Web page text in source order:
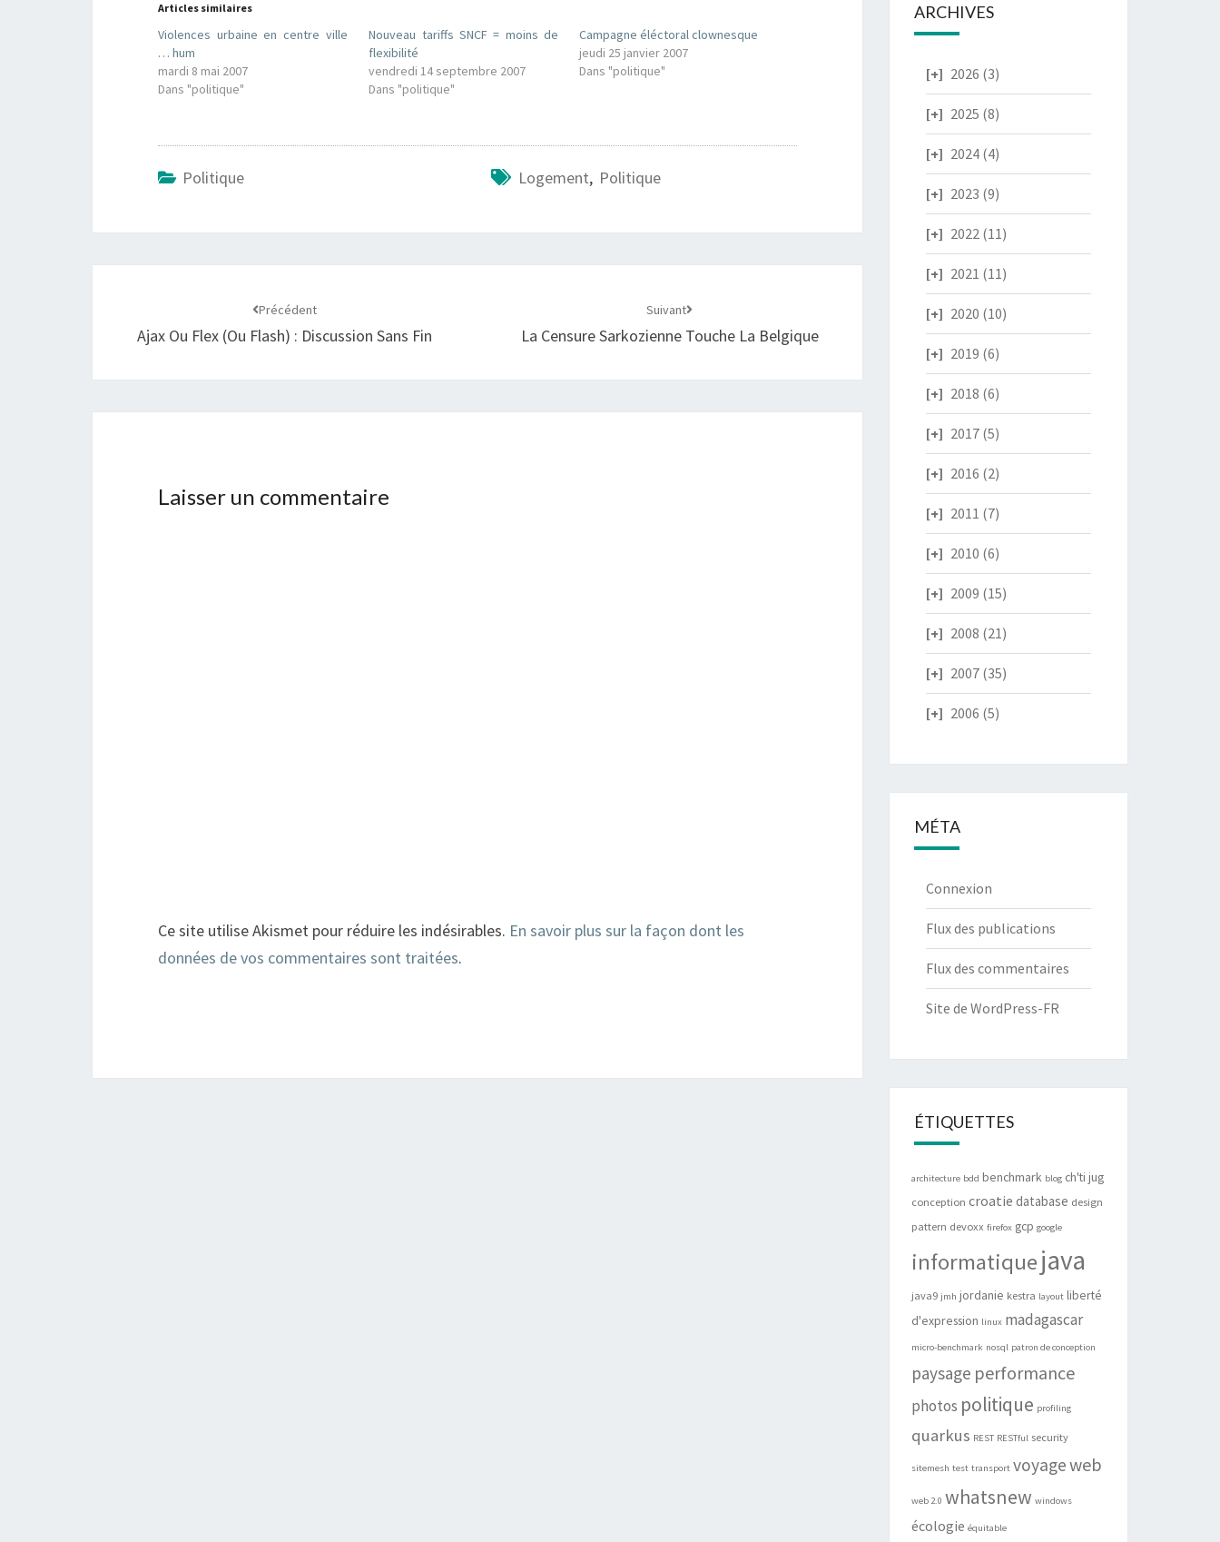
Articles similaires
Violences urbaine en centre ville
… hum
mardi 8 mai 2007
Dans "politique"
Nouveau tariffs SNCF = moins de
flexibilité
vendredi 14 septembre 2007
Dans "politique"
Campagne éléctoral clownesque
jeudi 25 janvier 2007
Dans "politique"
Politique Logement, Politique
Précédent
Ajax Ou Flex (ou Flash) : Discussion Sans Fin
Suivant
La Censure Sarkozienne Touche La Belgique
Laisser un commentaire
Ce site utilise Akismet pour réduire les indésirables. En savoir plus sur la façon dont les
données de vos commentaires sont traitées.
ARCHIVES
2026 (3)
2025 (8)
2024(4)
2023 (9)
2022 (11)
2021 (11)
2020 (10)
2019 (6)
2018 (6)
2017(5)
2016 (2)
2011 (7)
2010 (6)
2009 (15)
2008 (21)
2007(35)
2006 (5)
MÉTA
Connexion
Flux des publications
Flux des commentaires
Site de WordPress-FR
ÉTIQUETTES
architecture bdd benchmark blog ch'ti jug
conception croatie database design
pattern devoxx firefox gcp google
informatiquejava
java9 jmh jordanie kestra layout liberté
d'expression linux madagascar
micro-benchmark nosql patron de conception
paysage performance
photos politique profiling
quarkus REST RESTful security
sitemesh test transport voyageweb
web 2.0 whatsnew windows
écologie équitable